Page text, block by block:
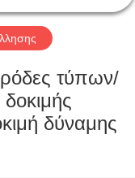
τύπων/
δύναμης